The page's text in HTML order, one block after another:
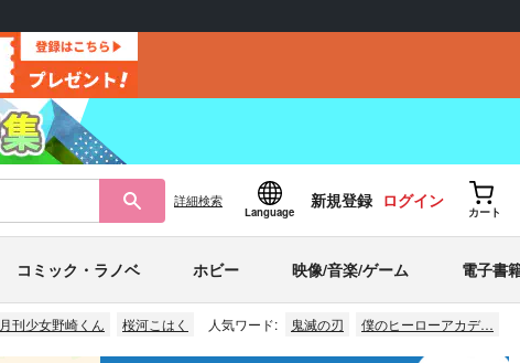
詳細検索
Language
新規登録 ログイン
カート
コミック・ラノベ ホビー 映像/音楽/ゲーム 電子書
月刊少女野崎くん 桜河こはく 人気ワード: 鬼滅の刃 僕のヒーローアカデ…